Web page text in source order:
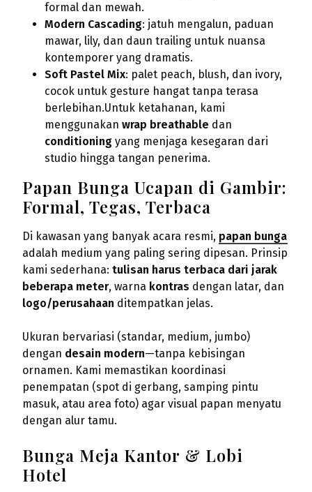
formal dan mewah.
Modern Cascading: jatuh mengalun, paduan
mawar, lily, dan daun trailing untuk nuansa
kontemporer yang dramatis.
Soft Pastel Mix: palet peach, blush, dan ivory,
cocok untuk gesture hangat tanpa terasa
berlebihan.Untuk ketahanan, kami
menggunakan wrap breathable dan
conditioning yang menjaga kesegaran dari
studio hingga tangan penerima.
Papan Bunga Ucapan di Gambir:
Formal, Tegas, Terbaca
Di kawasan yang banyak acara resmi, papan bunga
adalah medium yang paling sering dipesan. Prinsip
kami sederhana: tulisan harus terbaca dari jarak
beberapa meter, warna kontras dengan latar, dan
logo/perusahaan ditempatkan jelas.
Ukuran bervariasi (standar, medium, jumbo)
dengan desain modern—tanpa kebisingan
ornamen. Kami memastikan koordinasi
penempatan (spot di gerbang, samping pintu
masuk, atau area foto) agar visual papan menyatu
dengan alur tamu.
Bunga Meja Kantor & Lobi
Hotel